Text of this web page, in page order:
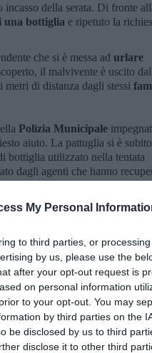
My Personal
to third parties, or
by us, please use the
after your opt-out request is
on personal information
to your opt-out. You may
by third parties on the
be disclosed by us to third
disclose it to other third
della serata. Di fronte
una bottiglia e ripetuto la
che si è messa ad urlare
il malvivente è uscito dal
di distanza dagli stessi
Polizia Municipale
aiuto. La pattuglia si è subito
bottiglia utilizzato nella tentata
dagli agenti che hanno
dell'uomo che è stato
presso gli uffici del
residente in Valdarno e
denunciato a piede libero